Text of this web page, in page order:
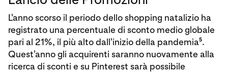
L'anno scorso il periodo dello shopping natalizio ha
registrato una percentuale di sconto medio globale
pari al 21%, il più alto dall'inizio della pandemia5.
Quest'anno gli acquirenti saranno nuovamente alla
ricerca di sconti e su Pinterest sarà possibile